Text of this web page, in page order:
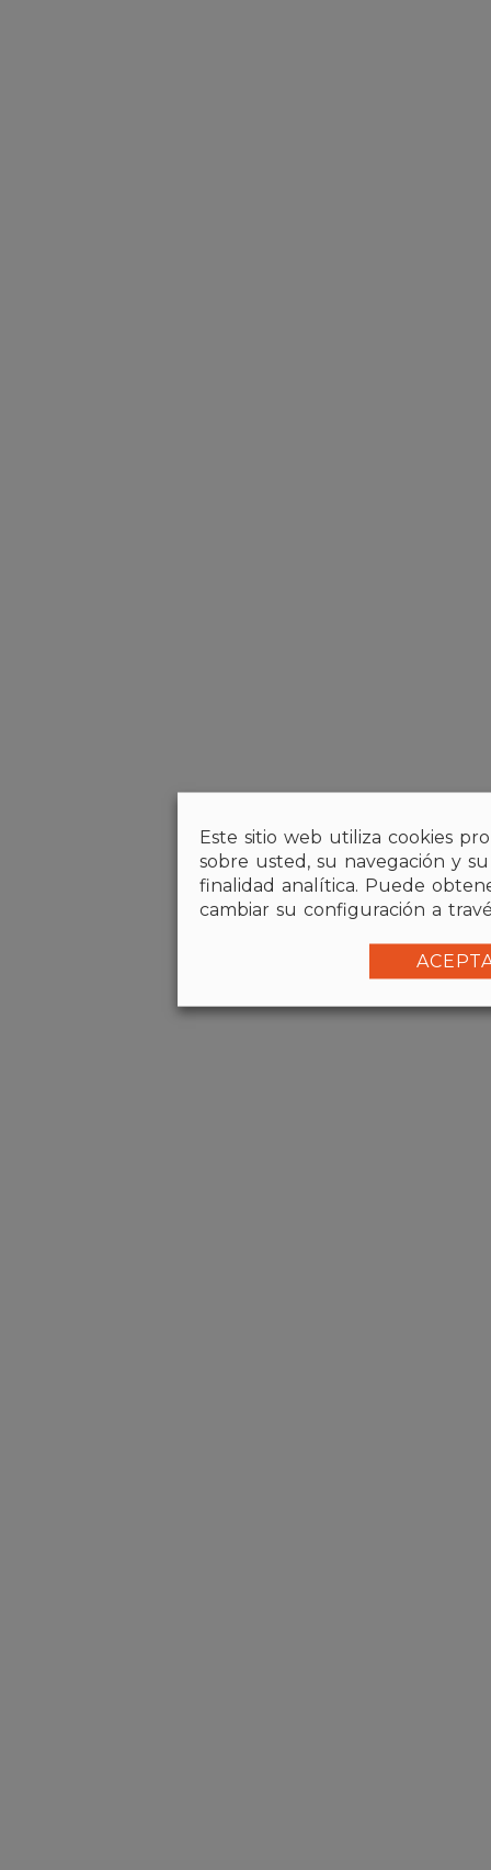
Este sitio web utiliza cookies
sobre usted, su navegación y
finalidad analítica. Puede
cambiar su configuración a